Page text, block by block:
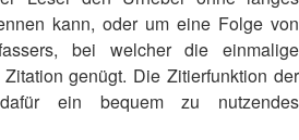
kann, oder um eine Folge von
bei welcher die einmalige
genügt. Die Zitierfunktion der
ein bequem zu nutzendes